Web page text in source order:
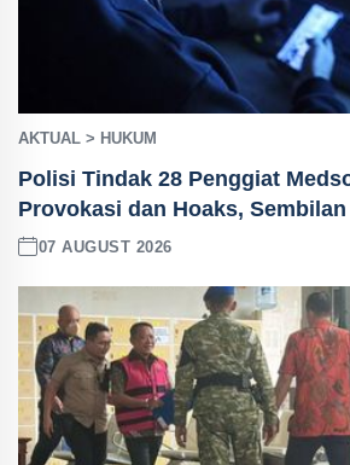
AKTUAL > HUKUM
Polisi Tindak 28 Penggiat
Provokasi dan Hoaks,
07 AUGUST 2026